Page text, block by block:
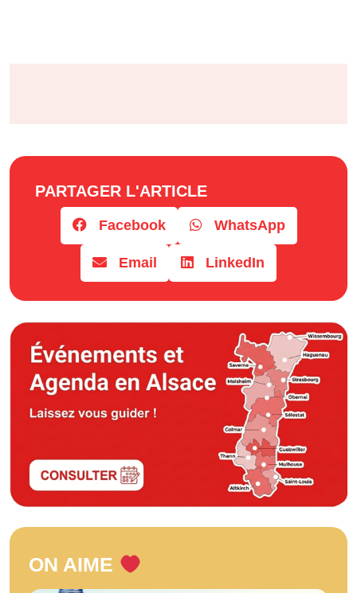
PARTAGER L'ARTICLE
Facebook WhatsApp
Email LinkedIn
ON AIME